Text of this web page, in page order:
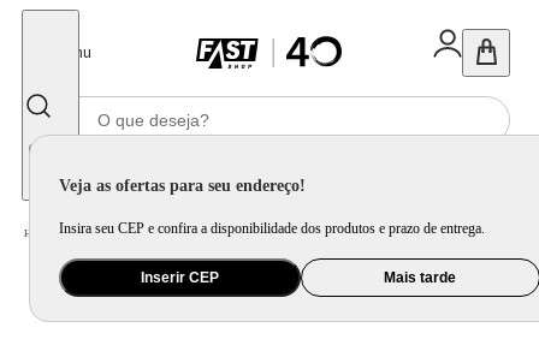
Menu
Veja as ofertas para seu endereço!
Insira seu CEP e confira a disponibilidade dos produtos e prazo de entrega.
Inserir CEP Mais tarde
Home Eletroportátil / Fritadeira Elétrica / Fritadeira Elétrica Mondial Big Fry 2,5l Ft-07 Fritadeira-127v-preto